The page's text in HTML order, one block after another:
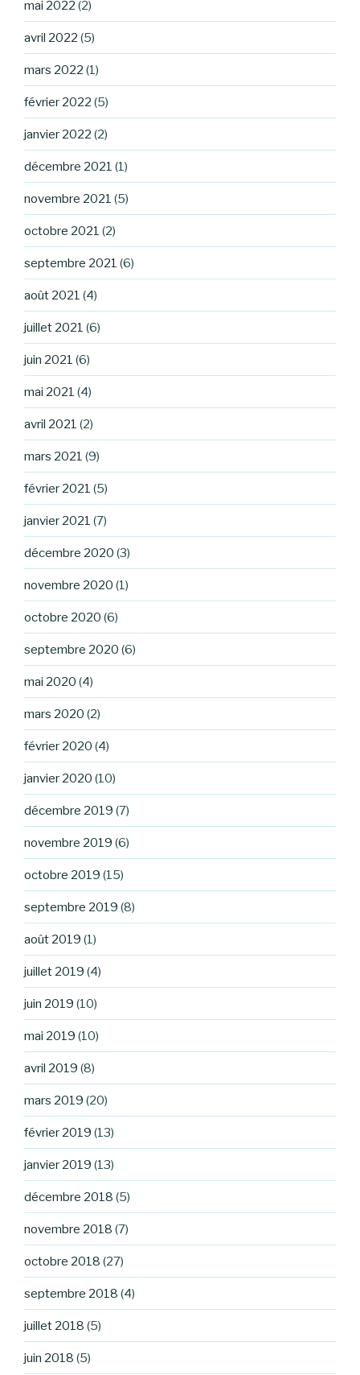
mai 2022 (2)
avril 2022 (5)
mars 2022 (1)
février 2022 (5)
janvier 2022 (2)
décembre 2021 (1)
novembre 2021 (5)
octobre 2021 (2)
septembre 2021 (6)
août 2021 (4)
juillet 2021 (6)
juin 2021 (6)
mai 2021 (4)
avril 2021 (2)
mars 2021 (9)
février 2021 (5)
janvier 2021 (7)
décembre 2020 (3)
novembre 2020 (1)
octobre 2020 (6)
septembre 2020 (6)
mai 2020 (4)
mars 2020 (2)
février 2020 (4)
janvier 2020 (10)
décembre 2019 (7)
novembre 2019 (6)
octobre 2019 (15)
septembre 2019 (8)
août 2019 (1)
juillet 2019 (4)
juin 2019 (10)
mai 2019 (10)
avril 2019 (8)
mars 2019 (20)
février 2019 (13)
janvier 2019 (13)
décembre 2018 (5)
novembre 2018 (7)
octobre 2018 (27)
septembre 2018 (4)
juillet 2018 (5)
juin 2018 (5)